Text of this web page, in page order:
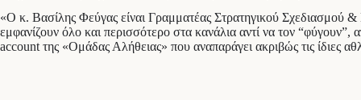
«Ο κ. Βασίλης Φεύγας είναι Γραμματέας Στρατηγικού Σχεδιασμού
εμφανίζουν όλο και περισσότερο στα κανάλια αντί να τον “φύγουν”,
account της «Ομάδας Αλήθειας» που αναπαράγει ακριβώς τις ίδιες